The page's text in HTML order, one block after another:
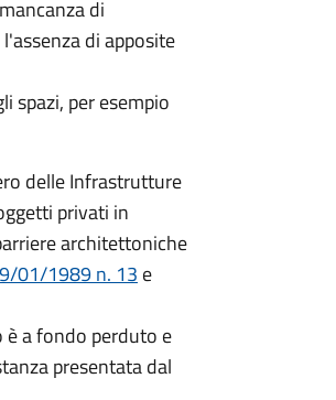
di
di apposite
spazi, per esempio
delle Infrastrutture
privati in
architettoniche
01/1989 n. 13 e
a fondo perduto e
presentata dal